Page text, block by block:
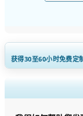
获得30至60小时免费定
扩大区域和国家覆